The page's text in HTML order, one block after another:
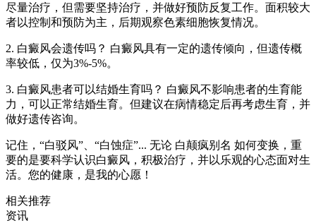
尽量治疗，但需要坚持治疗，并做好预防反复工作。面积较大
者以控制和预防为主，后期观察色素细胞恢复情况。
2. 白癜风会遗传吗？ 白癜风具有一定的遗传倾向，但遗传概
率较低，仅为3%-5%。
3. 白癜风患者可以结婚生育吗？ 白癜风不影响患者的生育能
力，可以正常结婚生育。但建议在病情稳定后再考虑生育，并
做好遗传咨询。
记住，“白驳风”、“白蚀症”... 无论 白颠疯别名 如何变换，重
要的是要科学认识白癜风，积极治疗，并以乐观的心态面对生
活。您的健康，是我的心愿！
相关推荐
资讯